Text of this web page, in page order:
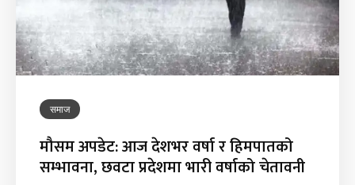
समाज
मौसम अपडेट: आज देशभर वर्षा र हिमपातको
सम्भावना, छवटा प्रदेशमा भारी वर्षाको चेतावनी